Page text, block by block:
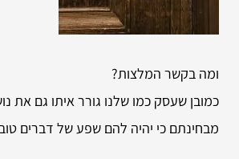
ומה בקשר המלצות?
כמובן שעסק כמו שלנו גורר איתו גם את
מבחינתם כי יהיה להם שפע של דברים